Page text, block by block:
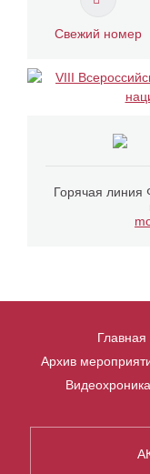
Свежий номер
Горячая линия
Главная
Архив
Видеохроника